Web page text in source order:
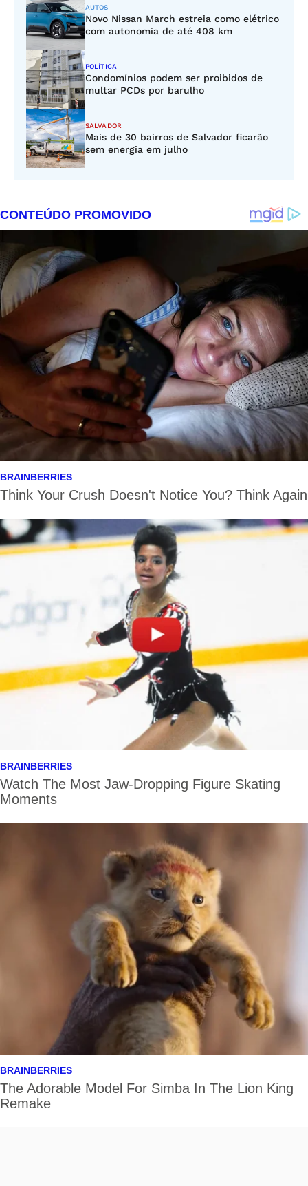
AUTOS
Novo Nissan March estreia como elétrico
com autonomia de até 408 km
POLÍTICA
Condomínios podem ser proibidos de
multar PCDs por barulho
SALVADOR
Mais de 30 bairros de Salvador ficarão
sem energia em julho